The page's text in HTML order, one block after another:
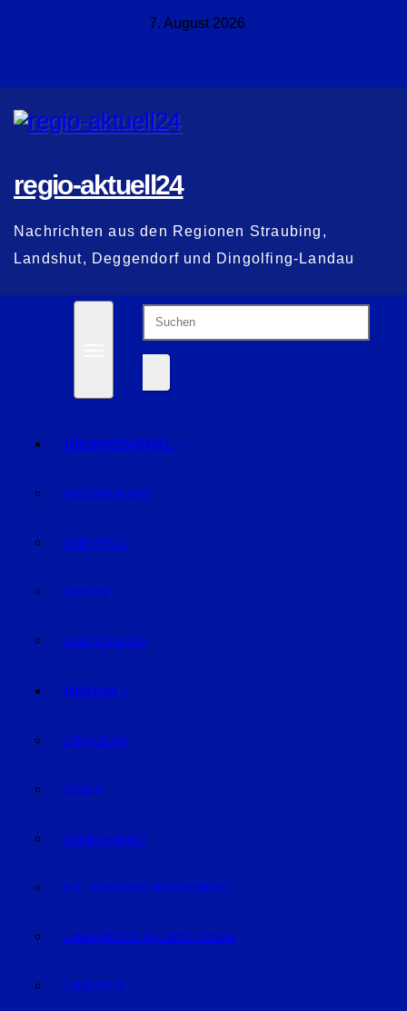
7. August 2026
regio-aktuell24
Nachrichten aus den Regionen Straubing,
Landshut, Deggendorf und Dingolfing-Landau
ÜBERREGIONAL
NIEDERBAYERN
OBERPFALZ
BAYERN
DEUTSCHLAND
REGION
STRAUBING
BOGEN
GEISELHÖRING
MALLERSDORF-PFAFFENBERG
LANDKREIS STRAUBING-BOGEN
LANDSHUT